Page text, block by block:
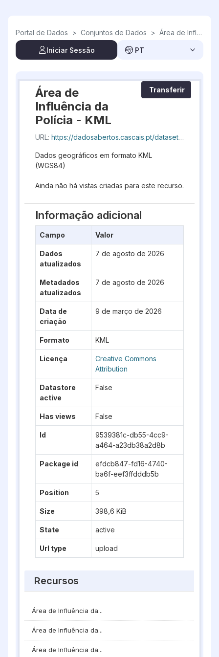
Portal de Dados > Conjuntos de Dados > Área de Influência da Polícia
Iniciar Sessão PT
Transferir
Área de
Influência da
Polícia - KML
URL: https://dadosabertos.cascais.pt/dataset/efdcb847-fd16-4740-ba6f-eef3ffdddb5b/resource/9539381c-db55-4cc9-a464-a23db38a2d8b/download/geocascais-areainfluenciaquartelesquadra_20260807_193302.kml
Dados geográficos em formato KML
(WGS84)
Ainda não há vistas criadas para este recurso.
Recursos
Área de Influência da...
Área de Influência da...
Área de Influência da...
Informação adicional
Campo Valor
Dados
atualizados
7 de agosto de 2026
Metadados
atualizados
7 de agosto de 2026
Data de
criação
9 de março de 2026
Formato KML
Licença
Creative Commons
Attribution
Datastore
active
False
Has views False
Id
9539381c-db55-4cc9-
a464-a23db38a2d8b
Package id
efdcb847-fd16-4740-
ba6f-eef3ffdddb5b
Position 5
Size 398,6 KiB
State active
Url type upload